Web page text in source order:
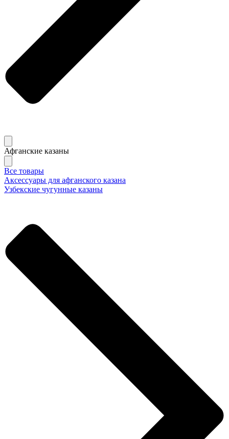
Афганские казаны
Все товары
Аксессуары для афганского казана
Узбекские чугунные казаны